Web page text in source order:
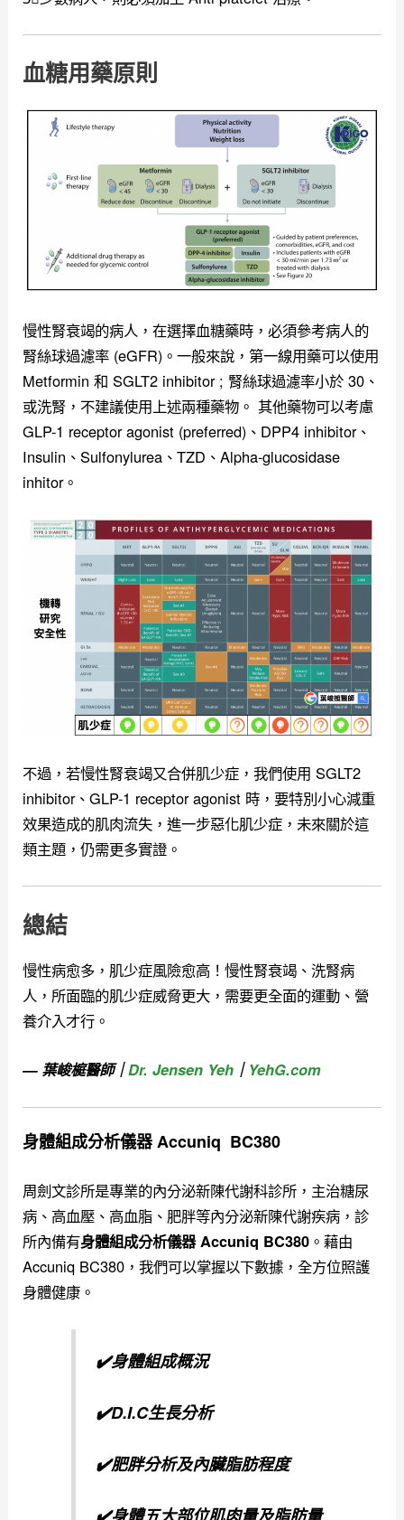
血糖用藥原則
慢性腎衰竭的病人，在選擇血糖藥時，必須參考病人的
腎絲球過濾率 (eGFR)。一般來說，第一線用藥可以使用
Metformin 和 SGLT2 inhibitor ; 腎絲球過濾率小於 30、
或洗腎，不建議使用上述兩種藥物。其他藥物可以考慮
GLP-1 receptor agonist (preferred)、DPP4 inhibitor、
Insulin、Sulfonylurea、TZD、Alpha-glucosidase
inhitor。
不過，若慢性腎衰竭又合併肌少症，我們使用 SGLT2
inhibitor、GLP-1 receptor agonist 時，要特別小心減重
效果造成的肌肉流失，進一步惡化肌少症 ，未來關於這
類主題，仍需更多實證。
總結
慢性病愈多，肌少症風險愈高！慢性腎衰竭、洗腎病
人，所面臨的肌少症威脅更大，需要更全面的運動、營
養介入才行。
— 葉峻榳醫師｜Dr. Jensen Yeh ｜ YehG.com
身體組成分析儀器 Accuniq BC380
周劍文診所是專業的內分泌新陳代謝科診所，主治糖尿
病、高血壓、高血脂、肥胖等內分泌新陳代謝疾病，診
所內備有身體組成分析儀器 Accuniq BC380 。藉由
Accuniq BC380，我們可以掌握以下數據，全方位照護
身體健康。
✔️身體組成概況
✔️D.I.C生長分析
✔️肥胖分析及內臟脂肪程度